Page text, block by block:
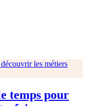
temps pour